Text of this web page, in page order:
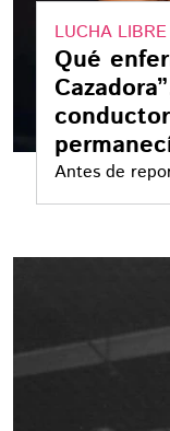
LUCHA LIBRE
Qué
Antes de
Cazadora”
su familia
una